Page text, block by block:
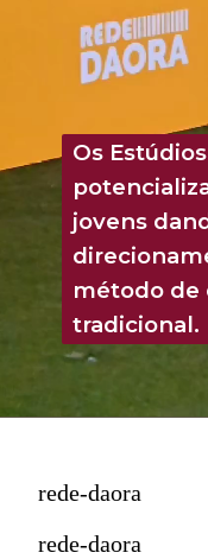
Os
jovens
método de
tradicional.
Os
jovens
método de
tradicional.
rede-daora
rede-daora